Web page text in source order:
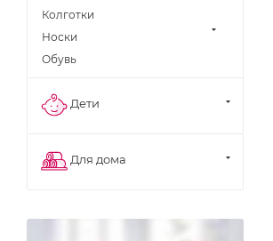
Колготки
Носки
Обувь
Дети
Для дома